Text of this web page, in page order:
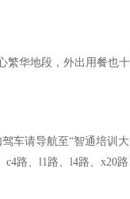
繁华地段，外出用餐也十
请导航至“智通培训
路、l1路、l4路、x20